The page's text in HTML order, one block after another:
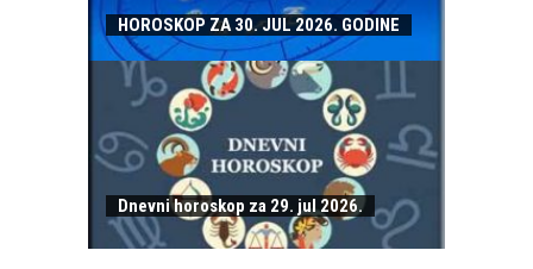
HOROSKOP ZA 30. JUL 2026. GODINE
Dnevni horoskop za 29. jul 2026.